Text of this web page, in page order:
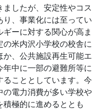
したが、安定性やコス
り、事業化には至ってい
ーに対する関心が高ま
米内沢小学校の校舎に
か、公共施設再生可能エ
中に一部の避難所等に
ることとしています。今
の電力消費が多い学校や
極的に進めるととも